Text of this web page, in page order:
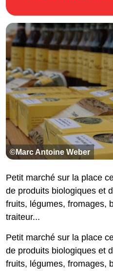
©Marc Antoine Weber
Petit marché sur la place
de produits biologiques et
fruits, légumes, fromages,
traiteur...
Petit marché sur la place
de produits biologiques et
fruits, légumes, fromages,